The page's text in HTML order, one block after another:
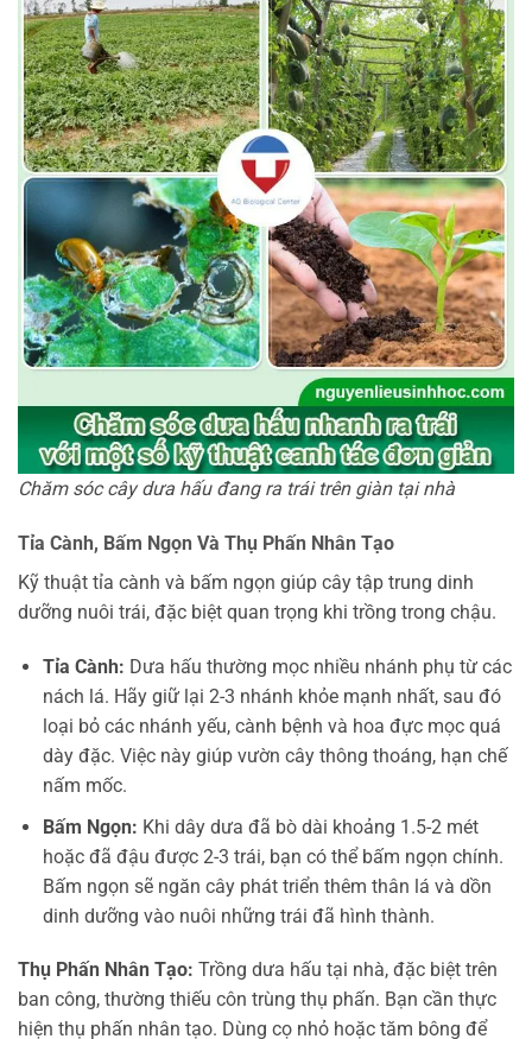
Chăm sóc cây dưa hấu đang ra trái trên giàn tại nhà
Tỉa Cành, Bấm Ngọn Và Thụ Phấn Nhân Tạo
Kỹ thuật tỉa cành và bấm ngọn giúp cây tập trung dinh
dưỡng nuôi trái, đặc biệt quan trọng khi trồng trong chậu.
Tỉa Cành: Dưa hấu thường mọc nhiều nhánh phụ từ các
nách lá. Hãy giữ lại 2-3 nhánh khỏe mạnh nhất, sau đó
loại bỏ các nhánh yếu, cành bệnh và hoa đực mọc quá
dày đặc. Việc này giúp vườn cây thông thoáng, hạn chế
nấm mốc.
Bấm Ngọn: Khi dây dưa đã bò dài khoảng 1.5-2 mét
hoặc đã đậu được 2-3 trái, bạn có thể bấm ngọn chính.
Bấm ngọn sẽ ngăn cây phát triển thêm thân lá và dồn
dinh dưỡng vào nuôi những trái đã hình thành.
Thụ Phấn Nhân Tạo: Trồng dưa hấu tại nhà, đặc biệt trên
ban công, thường thiếu côn trùng thụ phấn. Bạn cần thực
hiện thụ phấn nhân tạo. Dùng cọ nhỏ hoặc tăm bông để